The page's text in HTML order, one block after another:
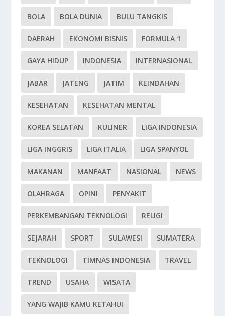
BOLA BOLA DUNIA BULU TANGKIS
DAERAH EKONOMI BISNIS FORMULA 1
GAYA HIDUP INDONESIA INTERNASIONAL
JABAR JATENG JATIM KEINDAHAN
KESEHATAN KESEHATAN MENTAL
KOREA SELATAN KULINER LIGA INDONESIA
LIGA INGGRIS LIGA ITALIA LIGA SPANYOL
MAKANAN MANFAAT NASIONAL NEWS
OLAHRAGA OPINI PENYAKIT
PERKEMBANGAN TEKNOLOGI RELIGI
SEJARAH SPORT SULAWESI SUMATERA
TEKNOLOGI TIMNAS INDONESIA TRAVEL
TREND USAHA WISATA
YANG WAJIB KAMU KETAHUI